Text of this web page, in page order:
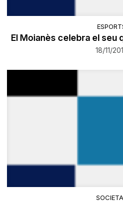
El Moianès celebra el seu
18/11/